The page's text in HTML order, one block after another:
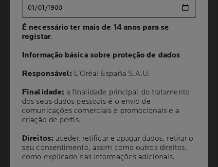
COMO REPARAR A
BARREIRA CUTÂNEA
5 min. de leitura | 02 agosto 2026
Saber como reparar corretamente uma barreira cutânea
fragilizada pode ajudar a transformar uma pele irritada e
sensível numa tez saudável e resiliente. Quando a
barreira de hidratação se encontra comprometida, uma
rotina de cuidados de rosto adequada, com ingredientes
É necessário ter mais de 14 anos para se
registar.
Informação básica sobre proteção de dados
Responsável: L’Oréal España S.A.U.
Finalidade: a finalidade principal do tratamento
dos seus dados pessoais é o envio de
comunicações comerciais e promocionais e a
criação de perfis.
Direitos: aceder, retificar e apagar dados, retirar o
seu consentimento, assim como outros direitos,
como explicado nas informações adicionais.
É necessário ter mais de 14 anos para se
registar.
Informação básica sobre proteção de dados
Responsável: L’Oréal España S.A.U.
Finalidade: a finalidade principal do tratamento
dos seus dados pessoais é o envio de
comunicações comerciais e promocionais e a
criação de perfis.
Direitos: aceder, retificar e apagar dados, retirar o
seu consentimento, assim como outros direitos,
como explicado nas informações adicionais.